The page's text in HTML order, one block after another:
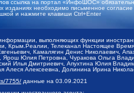
ссылка на портал «ИнфоШОС»
изданиях необходимо письменное
и нажмите клавиши Ctrl+Enter
выполняющих функции
Крым.Реалии, Телеканал Настоящее
Камалягин Денис Николаевич,
Ярош Юлия Петровна, Чуракова Ольга
Илья Дмитриевич, Апухтина Юлия
Алеся Алексеевна, Долинина Ирина
7755/ данные на 03.09.2021